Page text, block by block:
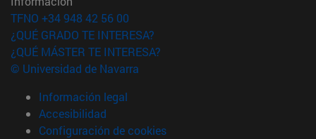
TFNO +34 948 42 56 00
¿QUÉ GRADO TE INTERESA?
¿QUÉ MÁSTER TE INTERESA?
© Universidad de Navarra
Información legal
Accesibilidad
Configuración de cookies